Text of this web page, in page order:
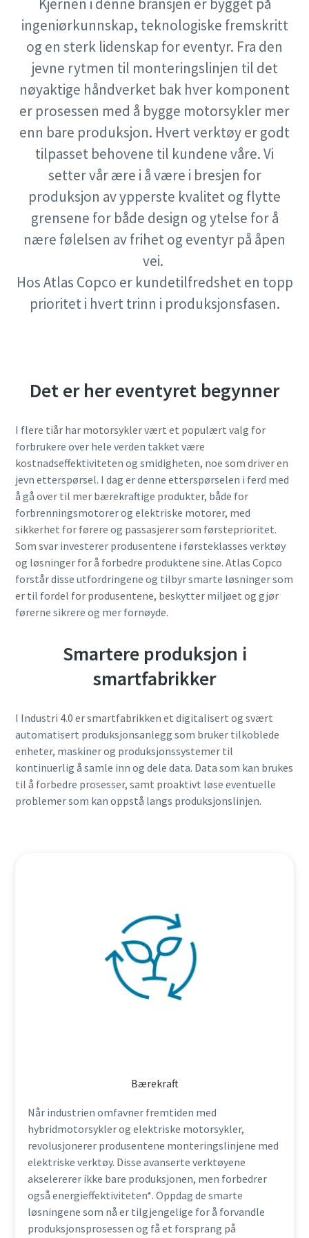
Se alle våre bransjer
Se alle
Se alle
Kjernen i denne bransjen er bygget på
ingeniørkunnskap, teknologiske fremskritt
og en sterk lidenskap for eventyr. Fra den
jevne rytmen til monteringslinjen til det
nøyaktige håndverket bak hver komponent
er prosessen med å bygge motorsykler mer
enn bare produksjon. Hvert verktøy er godt
tilpasset behovene til kundene våre. Vi
setter vår ære i å være i bresjen for
produksjon av ypperste kvalitet og flytte
grensene for både design og ytelse for å
nære følelsen av frihet og eventyr på åpen
vei.
Hos Atlas Copco er kundetilfredshet en topp
prioritet i hvert trinn i produksjonsfasen.
Det er her eventyret begynner
I flere tiår har motorsykler vært et populært valg for
forbrukere over hele verden takket være
kostnadseffektiviteten og smidigheten, noe som driver en
jevn etterspørsel. I dag er denne etterspørselen i ferd med
å gå over til mer bærekraftige produkter, både for
forbrenningsmotorer og elektriske motorer, med
sikkerhet for førere og passasjerer som førsteprioritet.
Som svar investerer produsentene i førsteklasses verktøy
og løsninger for å forbedre produktene sine. Atlas Copco
forstår disse utfordringene og tilbyr smarte løsninger som
er til fordel for produsentene, beskytter miljøet og gjør
førerne sikrere og mer fornøyde.
Smartere produksjon i
smartfabrikker
I Industri 4.0 er smartfabrikken et digitalisert og svært
automatisert produksjonsanlegg som bruker tilkoblede
enheter, maskiner og produksjonssystemer til
kontinuerlig å samle inn og dele data. Data som kan brukes
til å forbedre prosesser, samt proaktivt løse eventuelle
problemer som kan oppstå langs produksjonslinjen.
Bærekraft
Når industrien omfavner fremtiden med
hybridmotorsykler og elektriske motorsykler,
revolusjonerer produsentene monteringslinjene med
elektriske verktøy. Disse avanserte verktøyene
akselererer ikke bare produksjonen, men forbedrer
også energieffektiviteten*. Oppdag de smarte
løsningene som nå er tilgjengelige for å forvandle
produksjonsprosessen og få et forsprang på
Forespørsel
Forespørselstype
Alle spørsmål eller forespørsler
Ved å sende inn denne
forespørselen, gir du Atlas Copco
mulighet til å kontakte deg via
opplysningene som er samlet inn.
Les mer i vår personvernerklæring.
Jeg er ikke en robot
Klikk for å starte verifiseringen
FriendlyCaptcha ⇗
Forespørsel
Forespørselstype
Alle spørsmål eller forespørsler
Ved å sende inn denne
forespørselen, gir du Atlas Copco
mulighet til å kontakte deg via
opplysningene som er samlet inn.
Les mer i vår personvernerklæring.
Jeg er ikke en robot
Klikk for å starte verifiseringen
FriendlyCaptcha ⇗
Forespørsel
Forespørselstype
Alle spørsmål eller forespørsler
Ved å sende inn denne
forespørselen, gir du Atlas Copco
mulighet til å kontakte deg via
opplysningene som er samlet inn.
Les mer i vår personvernerklæring.
Jeg er ikke en robot
Klikk for å starte verifiseringen
FriendlyCaptcha ⇗